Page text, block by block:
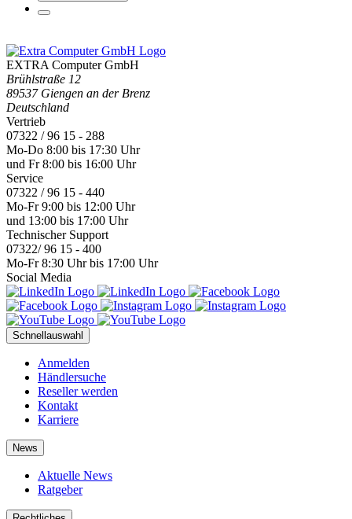
EXTRA Computer GmbH
Brühlstraße 12
89537 Giengen an der Brenz
Deutschland
Vertrieb
07322 / 96 15 - 288
Mo-Do 8:00 bis 17:30 Uhr
und Fr 8:00 bis 16:00 Uhr
Service
07322 / 96 15 - 440
Mo-Fr 9:00 bis 12:00 Uhr
und 13:00 bis 17:00 Uhr
Technischer Support
07322/ 96 15 - 400
Mo-Fr 8:30 Uhr bis 17:00 Uhr
Social Media
Schnellauswahl
Anmelden
Händlersuche
Reseller werden
Kontakt
Karriere
News
Aktuelle News
Ratgeber